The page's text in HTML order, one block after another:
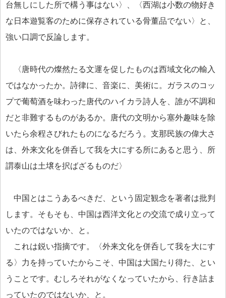
台無しにした所で構う事はない〉、〈西湖は小数の物好き
な日本遊覧客のために保存されている骨董品でない〉と、
強い口調で反論します。
〈唐時代の燦然たる文運を促したものは西域文化の輸入
ではなかったか。詩律に、音楽に、美術に。ガラスのコッ
プで葡萄酒を味わった唐代のハイカラ詩人を、誰が不調和
だと非難するものがあるか。唐代の文明から塞外趣味を除
いたら余程さびれたものになるだろう。支那民族の偉大さ
は、外来文化を併呑して我を大にする所にあると思う、所
謂泰山は土壌を択ばざるものだ〉
中国とはこうあるべきだ、という固定観念を著者は批判
します。そもそも、中国は西洋文化との交流で成り立って
いたのではないか、と。
これは鋭い指摘です。〈外来文化を併呑して我を大にす
る〉力を持っていたからこそ、中国は大国たり得た、とい
うことです。むしろそれがなくなっていたから、行き詰ま
っていたのではないか、と。